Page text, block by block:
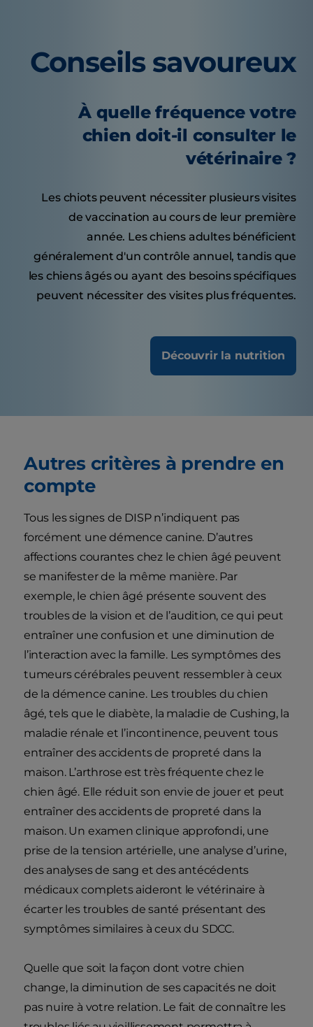
Conseils savoureux
À quelle fréquence votre
chien doit-il consulter le
vétérinaire ?
Les chiots peuvent nécessiter plusieurs visites
de vaccination au cours de leur première
année. Les chiens adultes bénéficient
généralement d'un contrôle annuel, tandis que
les chiens âgés ou ayant des besoins spécifiques
peuvent nécessiter des visites plus fréquentes.
Découvrir la nutrition
Autres critères à prendre en
compte
Tous les signes de DISP n’indiquent pas
forcément une démence canine. D’autres
affections courantes chez le chien âgé peuvent
se manifester de la même manière. Par
exemple, le chien âgé présente souvent des
troubles de la vision et de l’audition, ce qui peut
entraîner une confusion et une diminution de
l’interaction avec la famille. Les symptômes des
tumeurs cérébrales peuvent ressembler à ceux
de la démence canine. Les troubles du chien
âgé, tels que le diabète, la maladie de Cushing, la
maladie rénale et l’incontinence, peuvent tous
entraîner des accidents de propreté dans la
maison. L’arthrose est très fréquente chez le
chien âgé. Elle réduit son envie de jouer et peut
entraîner des accidents de propreté dans la
maison. Un examen clinique approfondi, une
prise de la tension artérielle, une analyse d’urine,
des analyses de sang et des antécédents
médicaux complets aideront le vétérinaire à
écarter les troubles de santé présentant des
symptômes similaires à ceux du SDCC.
Quelle que soit la façon dont votre chien
change, la diminution de ses capacités ne doit
pas nuire à votre relation. Le fait de connaître les